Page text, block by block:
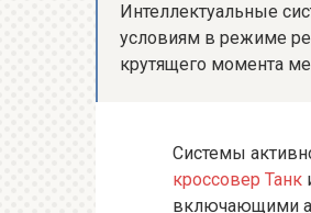
Интеллектуальные
условиям в режиме
крутящего момента
Системы
кроссовер Танк
включающими